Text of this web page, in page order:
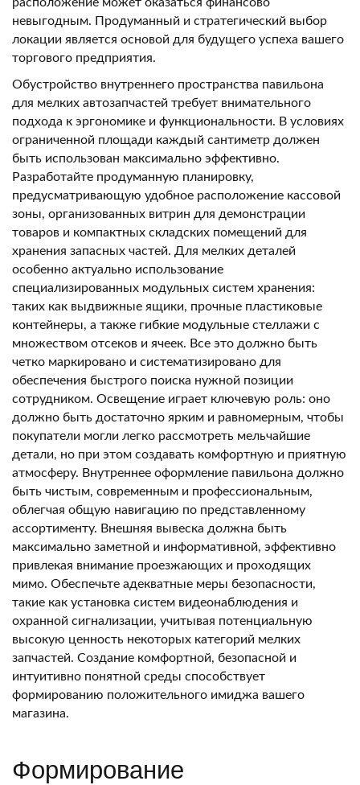
невыгодным. Продуманный и стратегический выбор
локации является основой для будущего успеха вашего
торгового предприятия.
Обустройство внутреннего пространства павильона
для мелких автозапчастей требует внимательного
подхода к эргономике и функциональности. В условиях
ограниченной площади каждый сантиметр должен
быть использован максимально эффективно.
Разработайте продуманную планировку,
предусматривающую удобное расположение кассовой
зоны, организованных витрин для демонстрации
товаров и компактных складских помещений для
хранения запасных частей. Для мелких деталей
особенно актуально использование
специализированных модульных систем хранения:
таких как выдвижные ящики, прочные пластиковые
контейнеры, а также гибкие модульные стеллажи с
множеством отсеков и ячеек. Все это должно быть
четко маркировано и систематизировано для
обеспечения быстрого поиска нужной позиции
сотрудником. Освещение играет ключевую роль: оно
должно быть достаточно ярким и равномерным, чтобы
покупатели могли легко рассмотреть мельчайшие
детали, но при этом создавать комфортную и приятную
атмосферу. Внутреннее оформление павильона должно
быть чистым, современным и профессиональным,
облегчая общую навигацию по представленному
ассортименту. Внешняя вывеска должна быть
максимально заметной и информативной, эффективно
привлекая внимание проезжающих и проходящих
мимо. Обеспечьте адекватные меры безопасности,
такие как установка систем видеонаблюдения и
охранной сигнализации, учитывая потенциальную
высокую ценность некоторых категорий мелких
запчастей. Создание комфортной, безопасной и
интуитивно понятной среды способствует
формированию положительного имиджа вашего
магазина.
Формирование